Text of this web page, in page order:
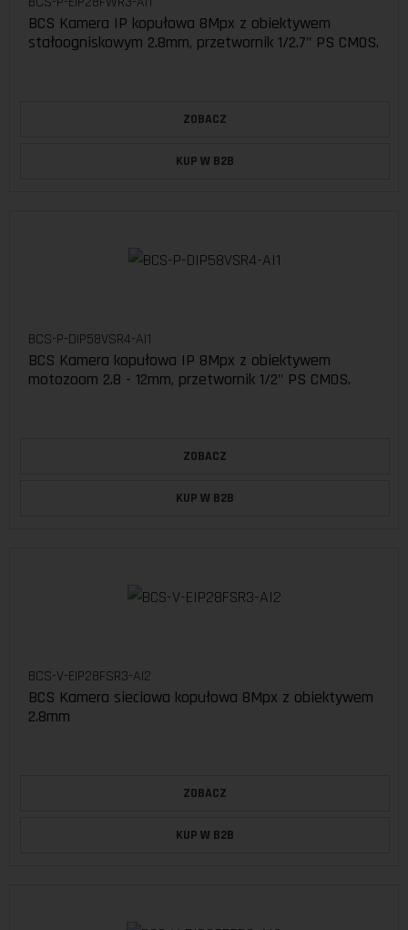
BCS Kamera IP kopułowa 8Mpx z obiektywem
stałoogniskowym 2.8mm, przetwornik 1/2.7" PS CMOS.
ZOBACZ
KUP W B2B
BCS-P-DIP58VSR4-AI1
BCS Kamera kopułowa IP 8Mpx z obiektywem
motozoom 2.8 - 12mm, przetwornik 1/2" PS CMOS.
ZOBACZ
KUP W B2B
BCS-V-EIP28FSR3-AI2
BCS Kamera sieciowa kopułowa 8Mpx z obiektywem
2.8mm
ZOBACZ
KUP W B2B